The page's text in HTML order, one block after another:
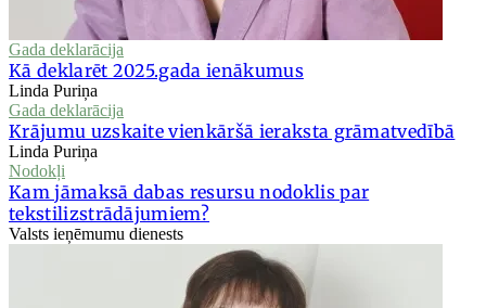
Gada deklarācija
Kā deklarēt 2025.gada ienākumus
Linda Puriņa
Gada deklarācija
Krājumu uzskaite vienkāršā ieraksta grāmatvedībā
Linda Puriņa
Nodokļi
Kam jāmaksā dabas resursu nodoklis par
tekstilizstrādājumiem?
Valsts ieņēmumu dienests